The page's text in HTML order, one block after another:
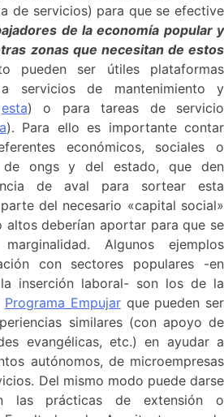
de servicios) para que se efective
de la economía popular y
zonas que necesitan de estos
pueden ser útiles plataformas
servicios de mantenimiento y
esta) o para tareas de servicio
). Para ello es importante contar
económicos, sociales o
de ongs y del estado, que den
de aval para sortear esta
del necesario «capital social»
altos deberían aportar para que se
Algunos ejemplos
con sectores populares -en
inserción laboral- son los de la
Programa Empujarque pueden ser
similares (con apoyo de
evangélicas, etc.) en ayudar a
autónomos, de microempresas
Del mismo modo puede darse
las prácticas de extensión o